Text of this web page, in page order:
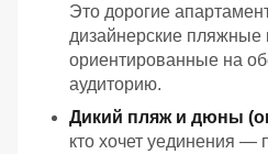
Это дорогие
дизайнерские пляжные
ориентированные на
аудиторию.
Дикий пляж и дюны
кто хочет уединения